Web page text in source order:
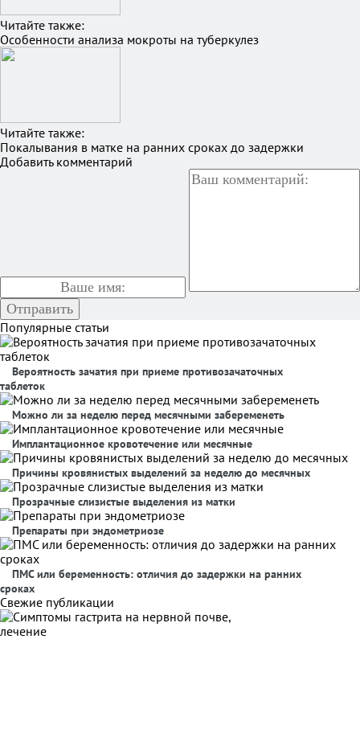
Читайте также:
Особенности анализа мокроты на туберкулез
Читайте также:
Покалывания в матке на ранних сроках до задержки
Добавить комментарий
Популярные статьи
Вероятность зачатия при приеме противозачаточных
таблеток
Можно ли за неделю перед месячными забеременеть
Имплантационное кровотечение или месячные
Причины кровянистых выделений за неделю до месячных
Прозрачные слизистые выделения из матки
Препараты при эндометриозе
ПМС или беременность: отличия до задержки на ранних
сроках
Свежие публикации